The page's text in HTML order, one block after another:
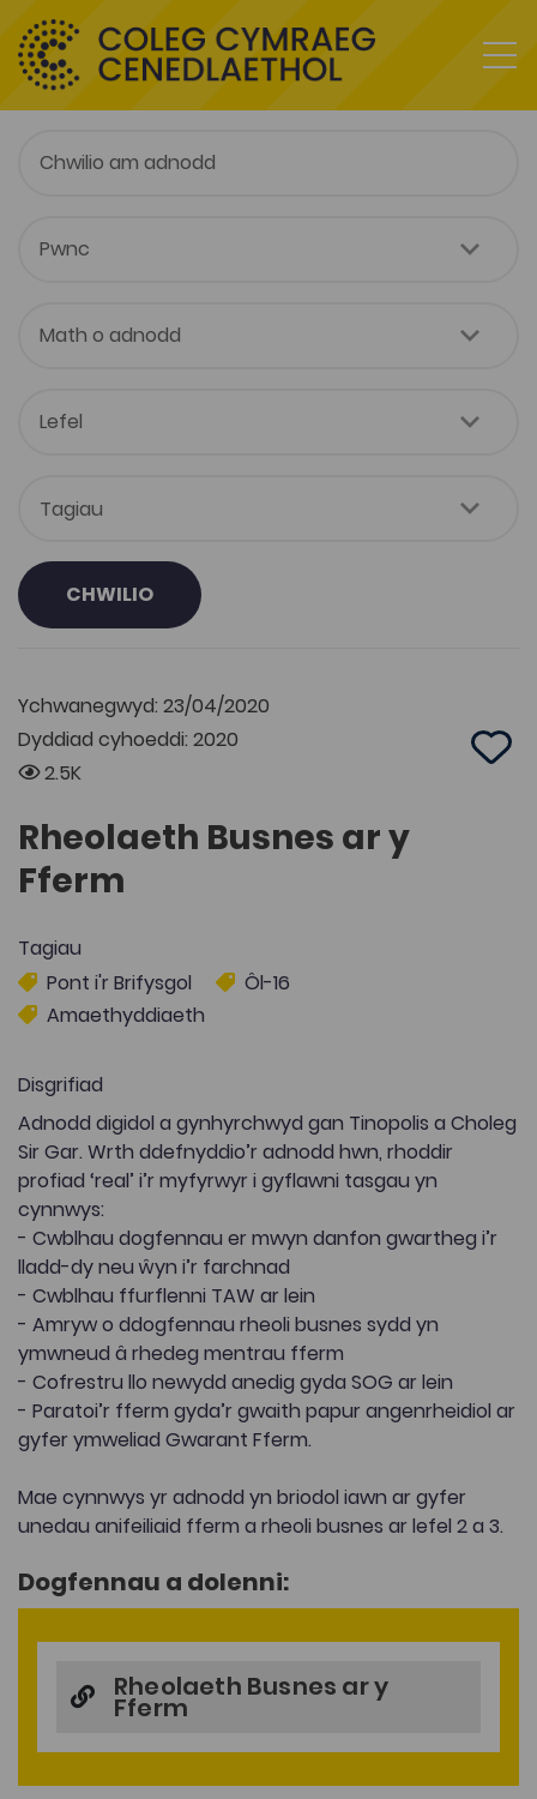
CHWILIO
Ychwanegwyd: 23/04/2020
Dyddiad cyhoeddi: 2020
2.5K
Add
Rheolaeth Busnes ar y
Fferm
Tagiau
Pont i'r Brifysgol
Ôl-16
Amaethyddiaeth
Disgrifiad
Adnodd digidol a gynhyrchwyd gan Tinopolis a Choleg
Sir Gar. Wrth ddefnyddio’r adnodd hwn, rhoddir
profiad ‘real’ i’r myfyrwyr i gyflawni tasgau yn
cynnwys:
- Cwblhau dogfennau er mwyn danfon gwartheg i’r
lladd-dy neu ŵyn i’r farchnad
- Cwblhau ffurflenni TAW ar lein
- Amryw o ddogfennau rheoli busnes sydd yn
ymwneud â rhedeg mentrau fferm
- Cofrestru llo newydd anedig gyda SOG ar lein
- Paratoi’r fferm gyda’r gwaith papur angenrheidiol ar
gyfer ymweliad Gwarant Fferm.
Mae cynnwys yr adnodd yn briodol iawn ar gyfer
unedau anifeiliaid fferm a rheoli busnes ar lefel 2 a 3.
Dogfennau a dolenni:
Rheolaeth Busnes ar y
Fferm